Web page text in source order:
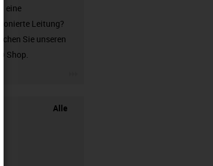
eine
Leitung?
Sie unseren
Shop.
Alle